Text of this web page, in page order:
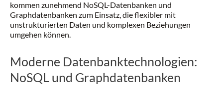
kommen zunehmend NoSQL-Datenbanken und
Graphdatenbanken zum Einsatz, die flexibler mit
unstrukturierten Daten und komplexen Beziehungen
umgehen können.
Moderne Datenbanktechnologien:
NoSQL und Graphdatenbanken